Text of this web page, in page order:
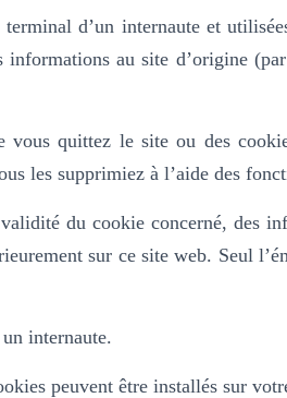
terminal d’un internaute et
au site d’origine
quittez le site ou des
les supprimiez à l’aide des
du cookie concerné, des
sur ce site web. Seul
internaute.
peuvent être installés sur